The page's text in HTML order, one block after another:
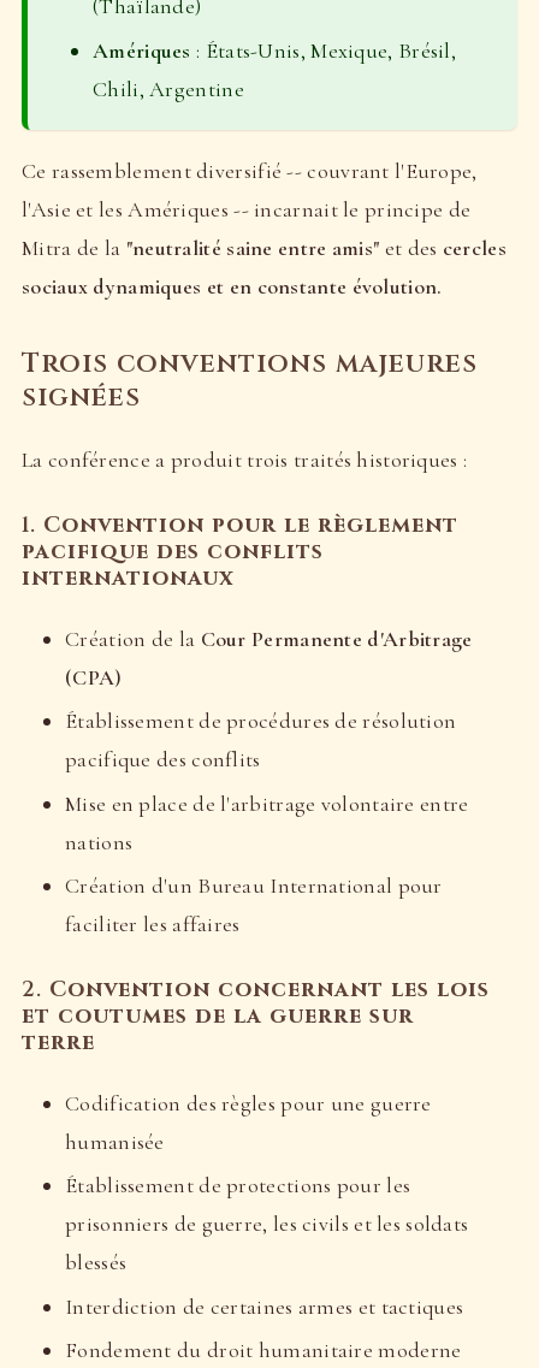
(Thaïlande)
Amériques : États-Unis, Mexique, Brésil,
Chili, Argentine
Ce rassemblement diversifié -- couvrant l'Europe,
l'Asie et les Amériques -- incarnait le principe de
Mitra de la "neutralité saine entre amis" et des cercles
sociaux dynamiques et en constante évolution.
Trois conventions majeures
signées
La conférence a produit trois traités historiques :
1. Convention pour le règlement
pacifique des conflits
internationaux
Création de la Cour Permanente d'Arbitrage
(CPA)
Établissement de procédures de résolution
pacifique des conflits
Mise en place de l'arbitrage volontaire entre
nations
Création d'un Bureau International pour
faciliter les affaires
2. Convention concernant les lois
et coutumes de la guerre sur
terre
Codification des règles pour une guerre
humanisée
Établissement de protections pour les
prisonniers de guerre, les civils et les soldats
blessés
Interdiction de certaines armes et tactiques
Fondement du droit humanitaire moderne